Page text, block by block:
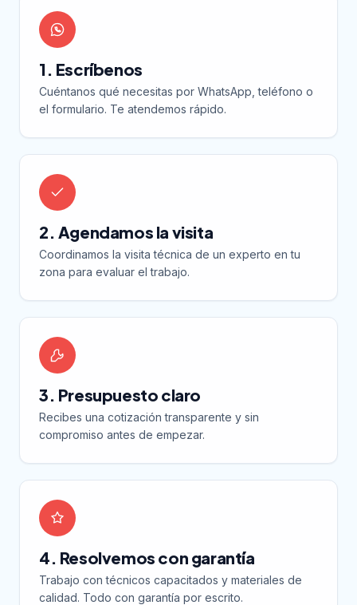
1. Escríbenos
Cuéntanos qué necesitas por WhatsApp, teléfono o
el formulario. Te atendemos rápido.
2. Agendamos la visita
Coordinamos la visita técnica de un experto en tu
zona para evaluar el trabajo.
3. Presupuesto claro
Recibes una cotización transparente y sin
compromiso antes de empezar.
4. Resolvemos con garantía
Trabajo con técnicos capacitados y materiales de
calidad. Todo con garantía por escrito.